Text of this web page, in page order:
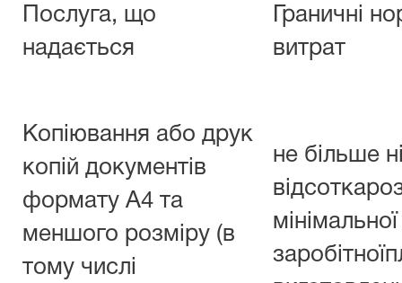
Послуга, що
надається
Граничні
витрат
Копіювання або друк
копій документів
формату А4 та
меншого розміру (в
тому числі
не більше
мінімальної